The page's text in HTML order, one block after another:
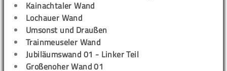
Kainachtaler Wand
Lochauer Wand
Umsonst und Draußen
Trainmeuseler Wand
Jubiläumswand 01 - Linker Teil
Großenoher Wand 01